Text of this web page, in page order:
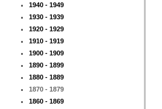
1940 - 1949
1930 - 1939
1920 - 1929
1910 - 1919
1900 - 1909
1890 - 1899
1880 - 1889
1870 - 1879
1860 - 1869